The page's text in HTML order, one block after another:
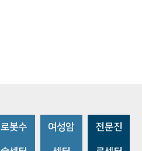
로봇수 여성암 전문진